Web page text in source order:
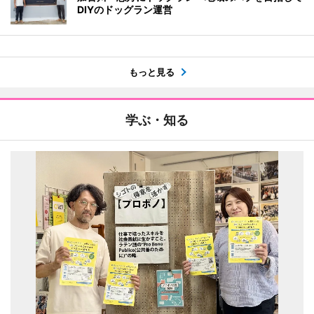
DIYのドッグラン運営
もっと見る
学ぶ・知る